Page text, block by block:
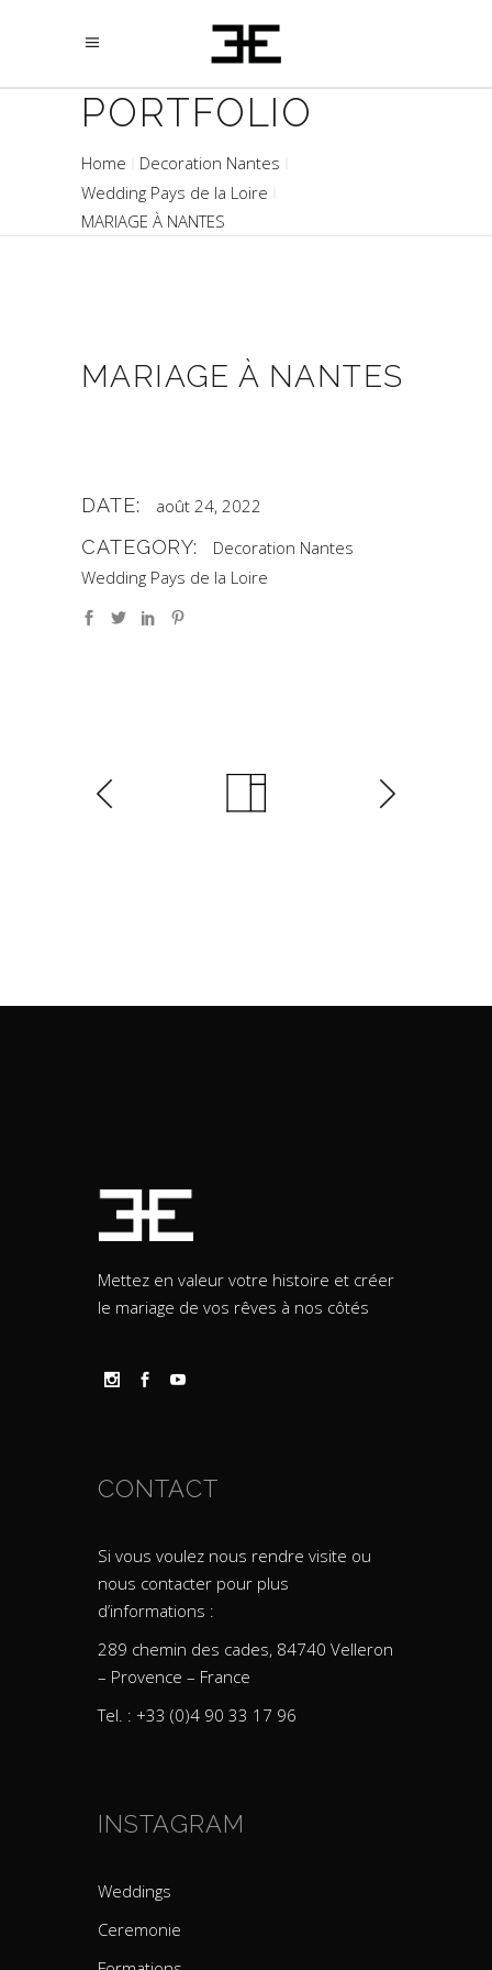
PORTFOLIO
Home
Decoration Nantes
Wedding Pays de la Loire
MARIAGE À NANTES
MARIAGE À NANTES
DATE: août 24, 2022
CATEGORY:
Decoration Nantes
Wedding Pays de la Loire
Mettez en valeur votre histoire et créer
le mariage de vos rêves à nos côtés
CONTACT
Si vous voulez nous rendre visite ou
nous contacter pour plus
d’informations :
289 chemin des cades, 84740 Velleron
– Provence – France
Tel. : +33 (0)4 90 33 17 96
INSTAGRAM
Weddings
Ceremonie